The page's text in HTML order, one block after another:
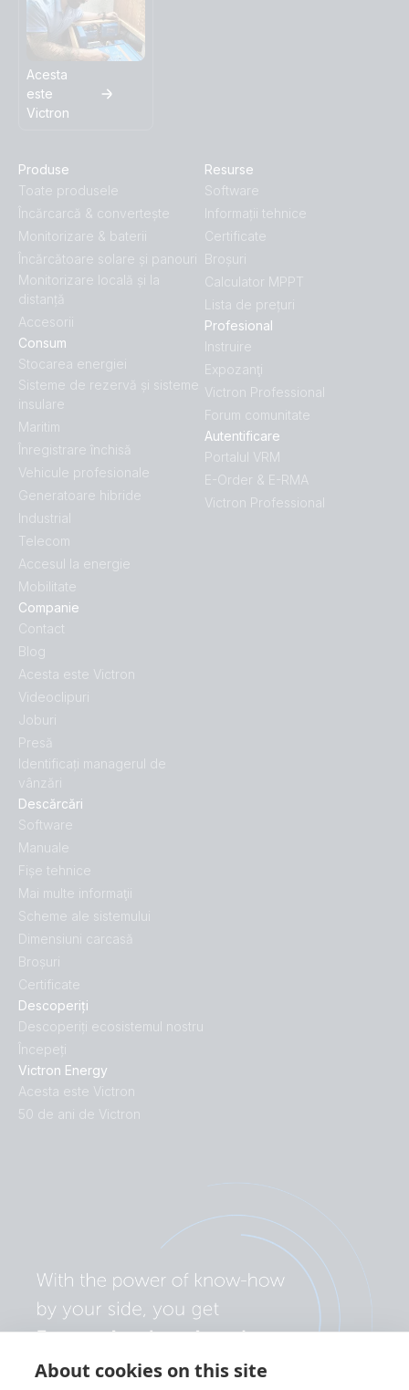
About cookies on this site
Acesta
este
Victron
Produse
Toate produsele
Încărcarcă & convertește
Monitorizare & baterii
Încărcătoare solare și panouri
Monitorizare locală și la
distanță
Accesorii
Descoperiți
Descoperiți ecosistemul nostru
Începeți
Victron Energy
Acesta este Victron
50 de ani de Victron
Descărcări
Software
Manuale
Fișe tehnice
Mai multe informaţii
Scheme ale sistemului
Dimensiuni carcasă
Broșuri
Certificate
Consum
Stocarea energiei
Sisteme de rezervă și sisteme
insulare
Maritim
Înregistrare închisă
Vehicule profesionale
Generatoare hibride
Industrial
Telecom
Accesul la energie
Mobilitate
Companie
Contact
Blog
Acesta este Victron
Videoclipuri
Joburi
Presă
Identificați managerul de
vânzări
Resurse
Software
Informații tehnice
Certificate
Broșuri
Calculator MPPT
Lista de prețuri
Profesional
Instruire
Expozanţi
Victron Professional
Forum comunitate
Autentificare
Portalul VRM
E-Order & E-RMA
Victron Professional